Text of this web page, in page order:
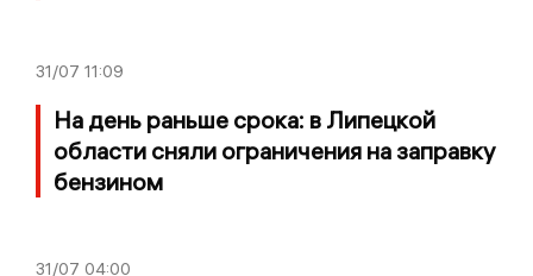
31/07 11:09
На день раньше срока: в Липецкой
области сняли ограничения на заправку
бензином
31/07 04:00